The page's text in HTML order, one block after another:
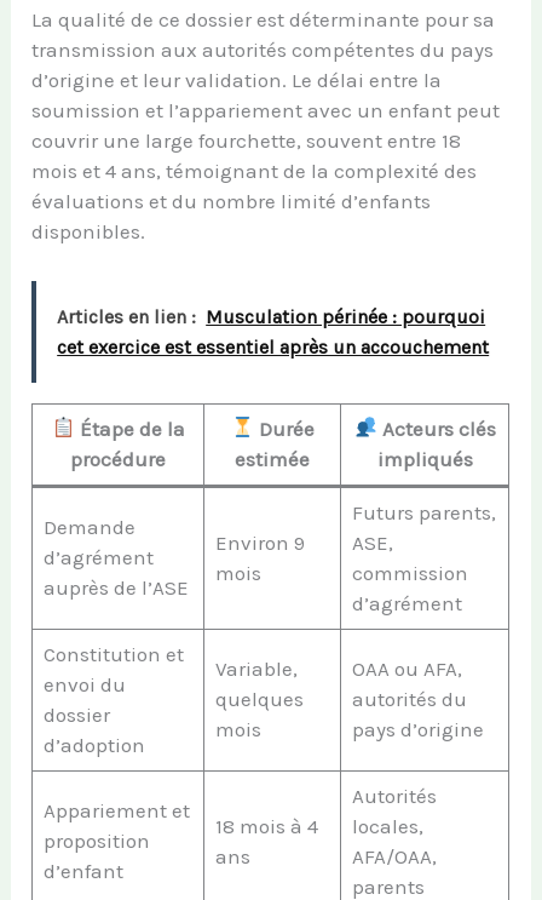
La qualité de ce dossier est déterminante pour sa
transmission aux autorités compétentes du pays
d’origine et leur validation. Le délai entre la
soumission et l’appariement avec un enfant peut
couvrir une large fourchette, souvent entre 18
mois et 4 ans, témoignant de la complexité des
évaluations et du nombre limité d’enfants
disponibles.
Articles en lien : Musculation périnée : pourquoi
cet exercice est essentiel après un accouchement
Étape de la
procédure
Durée
estimée
Acteurs clés
impliqués
Demande
d’agrément
auprès de l’ASE
Environ 9
mois
Futurs parents,
ASE,
commission
d’agrément
Constitution et
envoi du
dossier
d’adoption
Variable,
quelques
mois
OAA ou AFA,
autorités du
pays d’origine
Appariement et
proposition
d’enfant
18 mois à 4
ans
Autorités
locales,
AFA/OAA,
parents